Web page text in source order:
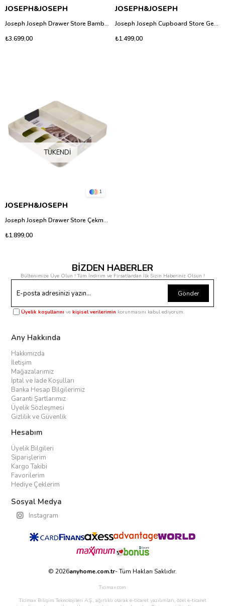
JOSEPH&JOSEPH
Joseph Joseph Drawer Store Bambu Çatal Bıçak ve Mutfak Gereçleri Düzenleyici
₺3.699,00
JOSEPH&JOSEPH
Joseph Joseph Cupboard Store Genişletilebilir Katlı Mutfak Rafı ve Dolap İçi Düzenleyici - Gri
₺1.499,00
TÜKENDI
1
JOSEPH&JOSEPH
Joseph Joseph Drawer Store Çekmece İçi Mutfak Gereçleri Düzenleyici - Krem
₺1.899,00
BİZDEN HABERLER
Bültenimize Üye Olun ! Tüm İndirim ve Fırsatlardan İlk Sizin Haberiniz Olsun !
Gönder
Üyelik koşullarını vekişisel verilerimin korunmasını kabul ediyorum.
Any Hakkında
Hakkımızda
İletişim
Mağazalarımız
İptal ve İade Koşulları
Banka Hesap Bilgilerimiz
Garanti Şartlarımız
Üyelik Sözleşmesi
Gizlilik ve Güvenlik
Hesabım
Üyelik Bilgileri
Siparişlerim
Kargo Takibi
Favorilerim
Hediye Çeklerim
Sosyal Medya
Instagram
© 2026anyhome.com.tr- Tüm Hakları Saklıdır.
Ticimax.com
Ticimax Bilişim Teknolojileri A.Ş., ağırlıklı olarak e-ticaret yazılımları, özel e-ticaret